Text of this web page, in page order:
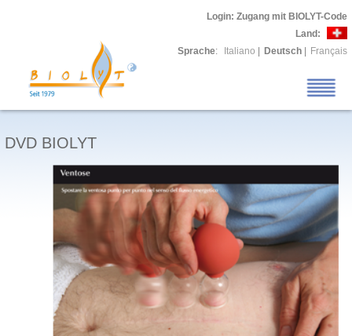
Login: Zugang mit BIOLYT-Code
Land:
Sprache: Italiano Deutsch Français
DVD BIOLYT